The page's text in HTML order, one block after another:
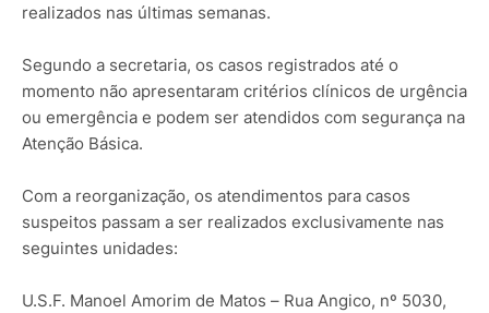
realizados nas últimas semanas.
Segundo a secretaria, os casos registrados até o
momento não apresentaram critérios clínicos de urgência
ou emergência e podem ser atendidos com segurança na
Atenção Básica.
Com a reorganização, os atendimentos para casos
suspeitos passam a ser realizados exclusivamente nas
seguintes unidades:
U.S.F. Manoel Amorim de Matos – Rua Angico, nº 5030,